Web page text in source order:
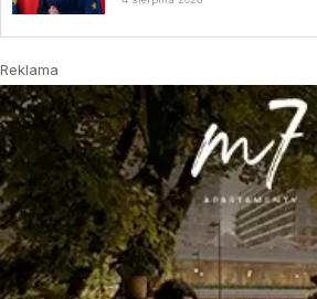
Reklama